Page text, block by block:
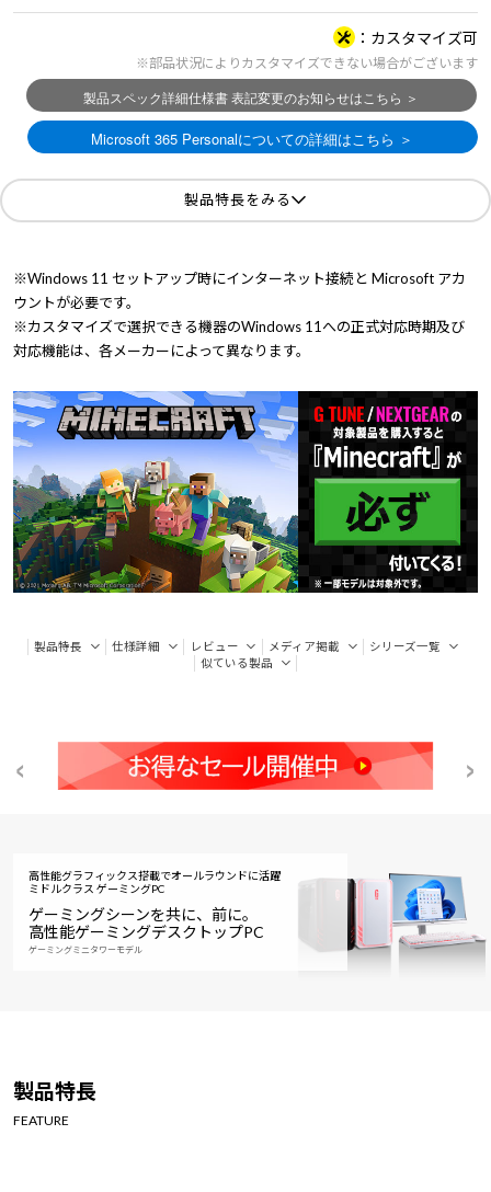
カスタマイズ可
※部品状況によりカスタマイズできない場合がございます
製品特長をみる
※Windows 11 セットアップ時にインターネット接続と Microsoft アカ
ウントが必要です。
※カスタマイズで選択できる機器のWindows 11への正式対応時期及び
対応機能は、各メーカーによって異なります。
製品特長 仕様詳細 レビュー メディア掲載
シリーズ一覧
似ている製品
高性能グラフィックス搭載でオールラウンドに活躍
ミドルクラス ゲーミングPC
ゲーミングシーンを共に、前に。
高性能ゲーミングデスクトップPC
ゲーミングミニタワーモデル
製品特長
FEATURE